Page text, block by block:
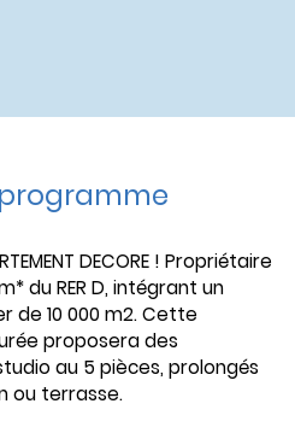
DECORE ! Propriétaire
du RER D, intégrant un
de 10 000 m2. Cette
proposera des
au 5 pièces, prolongés
ou terrasse.